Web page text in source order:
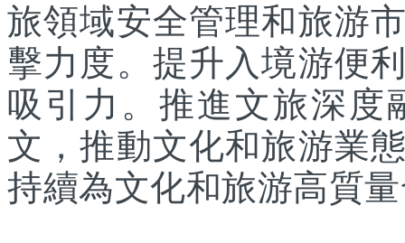
旅領域安全管理和旅游
擊力度。提升入境游便
吸引力。推進文旅深度
文，推動文化和旅游業
持續為文化和旅游高質